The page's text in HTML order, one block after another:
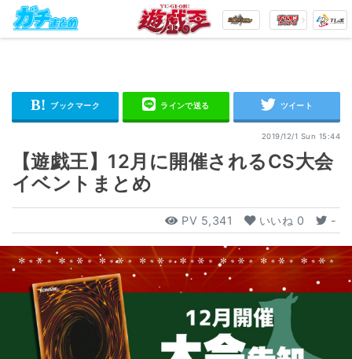
2019/12/1 Sun 15:44
【遊戯王】12月に開催されるCS大会
イベントまとめ
PV 5,341 いいね 0 -